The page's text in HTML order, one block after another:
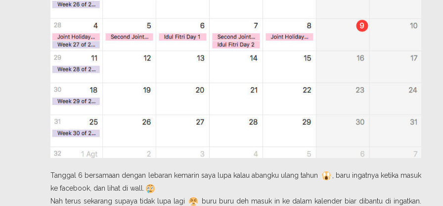
Tanggal 6 bersamaan dengan lebaran kemarin saya lupa kalau abangku ulang tahun
, baru ingatnya ketika masuk
ke facebook, dan lihat di wall.
Nah terus sekarang supaya tidak lupa lagi
buru buru deh masuk in ke dalam kalender biar dibantu di ingatkan.